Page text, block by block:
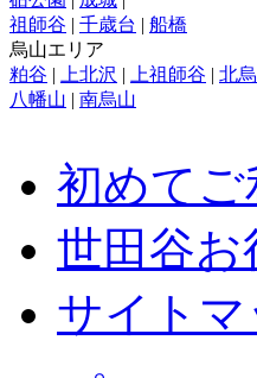
祖師谷 | 千歳台 | 船橋
烏山エリア
粕谷 | 上北沢 | 上祖師谷 | 北
八幡山 | 南烏山
初めて
世田谷お
サイト